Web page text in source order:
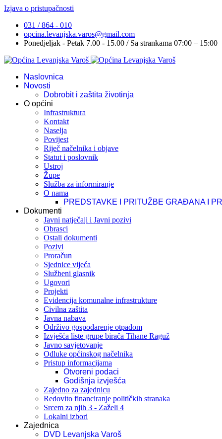
Izjava o pristupačnosti
031 / 864 - 010
opcina.levanjska.varos@gmail.com
Ponedjeljak - Petak 7.00 - 15.00 / Sa strankama 07:00 – 15:00
Naslovnica
Novosti
Dobrobit i zaštita životinja
O općini
Infrastruktura
Kontakt
Naselja
Povijest
Riječ načelnika i objave
Statut i poslovnik
Ustroj
Župe
Služba za informiranje
O nama
PREDSTAVKE I PRITUŽBE GRAĐANA I
Dokumenti
Javni natječaji i Javni pozivi
Obrasci
Ostali dokumenti
Pozivi
Proračun
Sjednice vijeća
Službeni glasnik
Ugovori
Projekti
Evidencija komunalne infrastrukture
Civilna zaštita
Javna nabava
Održivo gospodarenje otpadom
Izvješća liste grupe birača Tihane Raguž
Javno savjetovanje
Odluke općinskog načelnika
Pristup informacijama
Otvoreni podaci
Godišnja izvješća
Zajedno za zajednicu
Redovito financiranje političkih stranaka
Srcem za njih 3 - Zaželi 4
Lokalni izbori
Zajednica
DVD Levanjska Varoš